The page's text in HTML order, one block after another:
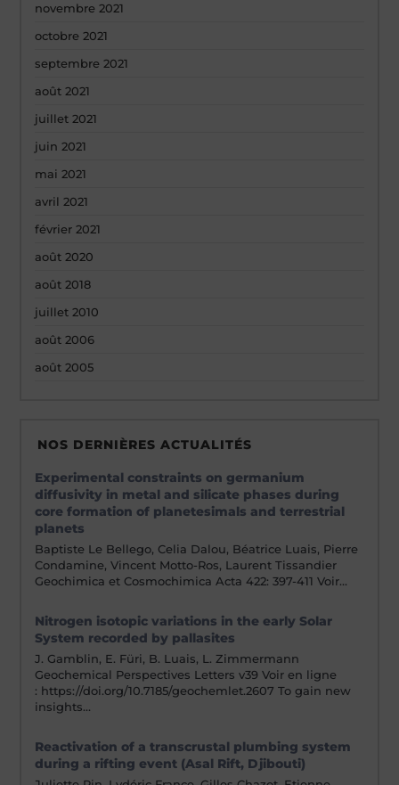
novembre 2021
octobre 2021
septembre 2021
août 2021
juillet 2021
juin 2021
mai 2021
avril 2021
février 2021
août 2020
août 2018
juillet 2010
août 2006
août 2005
NOS DERNIÈRES ACTUALITÉS
Experimental constraints on germanium
diffusivity in metal and silicate phases during
core formation of planetesimals and terrestrial
planets
Baptiste Le Bellego, Celia Dalou, Béatrice Luais, Pierre
Condamine, Vincent Motto-Ros, Laurent Tissandier
Geochimica et Cosmochimica Acta 422: 397-411 Voir…
Nitrogen isotopic variations in the early Solar
System recorded by pallasites
J. Gamblin, E. Füri, B. Luais, L. Zimmermann
Geochemical Perspectives Letters v39 Voir en ligne
: https://doi.org/10.7185/geochemlet.2607 To gain new
insights…
Reactivation of a transcrustal plumbing system
during a rifting event (Asal Rift, Djibouti)